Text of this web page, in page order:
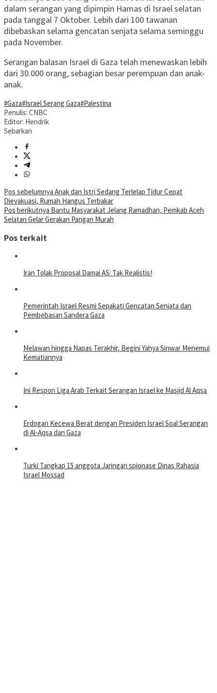
dalam serangan yang dipimpin Hamas di Israel selatan
pada tanggal 7 Oktober. Lebih dari 100 tawanan
dibebaskan selama gencatan senjata selama seminggu
pada November.
Serangan balasan Israel di Gaza telah menewaskan lebih
dari 30.000 orang, sebagian besar perempuan dan anak-
anak.
#Gaza#Israel Serang Gaza#Palestina
Penulis: CNBC
Editor: Hendrik
Sebarkan
Navigasi
pos
Pos sebelumnya Anak dan Istri Sedang Terlelap Tidur Cepat
Dievakuasi, Rumah Hangus Terbakar
Pos berikutnya Bantu Masyarakat Jelang Ramadhan, Pemkab Aceh
Selatan Gelar Gerakan Pangan Murah
Pos terkait
Iran Tolak Proposal Damai AS: Tak Realistis!
Pemerintah Israel Resmi Sepakati Gencatan Senjata dan
Pembebasan Sandera Gaza
Melawan hingga Napas Terakhir, Begini Yahya Sinwar Menemui
Kematiannya
Ini Respon Liga Arab Terkait Serangan Israel ke Masjid Al Aqsa
Erdogan Kecewa Berat dengan Presiden Israel Soal Serangan
di Al-Aqsa dan Gaza
Turki Tangkap 15 anggota Jaringan spionase Dinas Rahasia
Israel Mossad